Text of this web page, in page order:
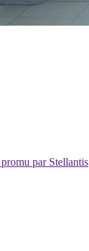
par Stellantis